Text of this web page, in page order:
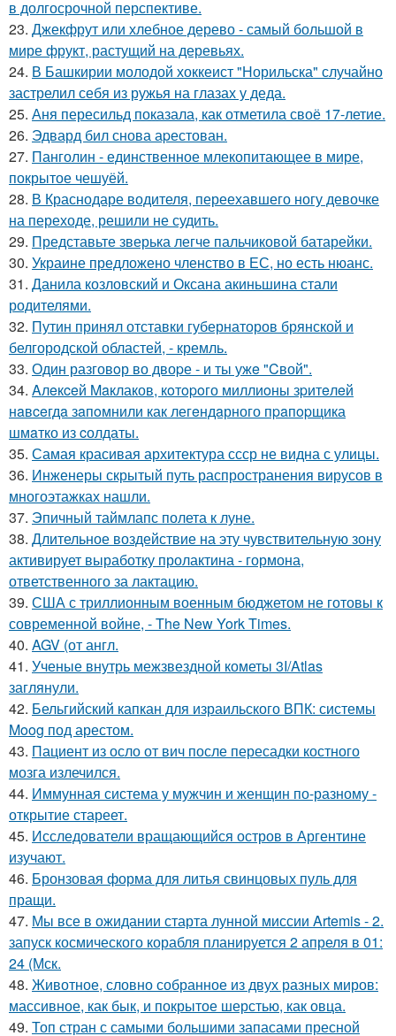
в долгосрочной перспективе.
23. Джекфрут или хлебное дерево - самый большой в
мире фрукт, растущий на деревьях.
24. В Башкирии молодой хоккеист "Норильска" случайно
застрелил себя из ружья на глазах у деда.
25. Аня пересильд показала, как отметила своё 17-летие.
26. Эдвард бил снова аpестован.
27. Панголин - единственное млекопитающее в мире,
покрытое чешуёй.
28. В Краснодаре водителя, переехавшего ногу девочке
на переходе, решили не судить.
29. Представьте зверька легче пальчиковой батарейки.
30. Украине предложено членство в ЕС, но есть нюанс.
31. Данила козловский и Оксана акиньшина стали
родителями.
32. Путин принял отставки губернаторов брянской и
белгородской областей, - кремль.
33. Один разговoр во двоpе - и ты ужe "Cвой".
34. Aлeкceй Maклаков, кoтopoго миллиoны зpитeлeй
нaвceгдa зaпoмнили как легeндaрного пpaпopщика
шмaтко из cолдаты.
35. Самая красивая архитектура ссср не видна с улицы.
36. Инженеры скрытый путь распространения вирусов в
многоэтажках нашли.
37. Эпичный таймлапс полета к луне.
38. Длительное воздействие на эту чувствительную зону
активирует выработку пролактина - гормона,
ответственного за лактацию.
39. США с триллионным военным бюджетом не готовы к
современной войне, - The New York Times.
40. AGV (от англ.
41. Ученые внутрь межзвездной кометы 3I/Atlas
заглянули.
42. Бельгийский капкан для израильского ВПК: системы
Moog под арестом.
43. Пациент из осло от вич после пересадки костного
мозга излечился.
44. Иммунная система у мужчин и женщин по-разному -
открытие стареет.
45. Исследователи вращающийся остров в Аргентине
изучают.
46. Бронзовая форма для литья свинцовых пуль для
пращи.
47. Мы все в ожидании старта лунной миссии Artemis - 2.
запуск космического корабля планируется 2 апреля в 01:
24 (Мск.
48. Животное, словно собранное из двух разных миров:
массивное, как бык, и покрытое шерстью, как овца.
49. Топ стран с самыми большими запасами пресной